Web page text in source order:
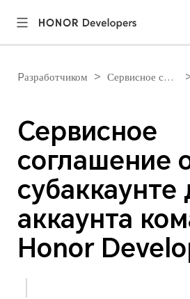
Pазработчиком > Сервисное соглашение Developers
Сервисное
соглашение
субаккаунте
аккаунта
Honor